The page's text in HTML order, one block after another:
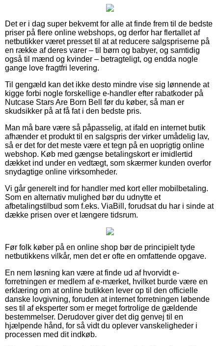
Det er i dag super bekvemt for alle at finde frem til de bedste
priser på flere online webshops, og derfor har flertallet af
netbutikker været presset til at at reducere salgspriserne på
en række af deres varer – til børn og babyer, og samtidig
også til mænd og kvinder – betragteligt, og endda nogle
gange love fragtfri levering.
Til gengæld kan det ikke desto mindre vise sig lønnende at
kigge forbi nogle forskellige e-handler efter rabatkoder på
Nutcase Stars Are Born Bell før du køber, så man er
skudsikker på at få fat i den bedste pris.
Man må bare være så påpasselig, at ifald en internet butik
afhænder et produkt til en salgspris der virker umådelig lav,
så er det for det meste være et tegn på en uoprigtig online
webshop. Køb med gængse betalingskort er imidlertid
dækket ind under en vedtægt, som skærmer kunden overfor
snydagtige online virksomheder.
Vi går generelt ind for handler med kort eller mobilbetaling.
Som en alternativ mulighed bør du udnytte et
afbetalingstilbud som f.eks. ViaBill, forudsat du har i sinde at
dække prisen over et længere tidsrum.
Før folk køber på en online shop bør de principielt tyde
netbutikkens vilkår, men det er ofte en omfattende opgave.
En nem løsning kan være at finde ud af hvorvidt e-
forretningen er medlem af e-mærket, hvilket burde være en
erklæring om at online butikken lever op til den officielle
danske lovgivning, foruden at internet forretningen løbende
ses til af eksperter som er meget fortrolige de gældende
bestemmelser. Derudover giver det dig genvej til en
hjælpende hånd, for så vidt du oplever vanskeligheder i
processen med dit indkøb.